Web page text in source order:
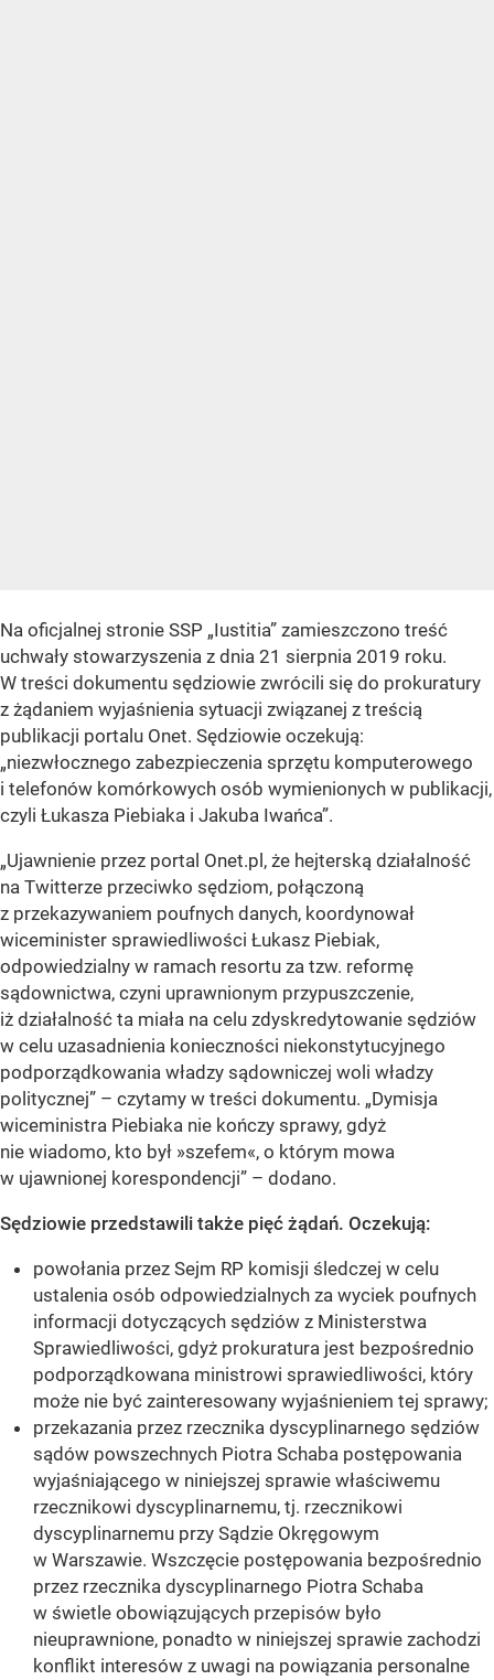
Na oficjalnej stronie SSP „Iustitia” zamieszczono treść
uchwały stowarzyszenia z dnia 21 sierpnia 2019 roku.
W treści dokumentu sędziowie zwrócili się do prokuratury
z żądaniem wyjaśnienia sytuacji związanej z treścią
publikacji portalu Onet. Sędziowie oczekują:
„niezwłocznego zabezpieczenia sprzętu komputerowego
i telefonów komórkowych osób wymienionych w publikacji,
czyli Łukasza Piebiaka i Jakuba Iwańca”.
„Ujawnienie przez portal Onet.pl, że hejterską działalność
na Twitterze przeciwko sędziom, połączoną
z przekazywaniem poufnych danych, koordynował
wiceminister sprawiedliwości Łukasz Piebiak,
odpowiedzialny w ramach resortu za tzw. reformę
sądownictwa, czyni uprawnionym przypuszczenie,
iż działalność ta miała na celu zdyskredytowanie sędziów
w celu uzasadnienia konieczności niekonstytucyjnego
podporządkowania władzy sądowniczej woli władzy
politycznej” – czytamy w treści dokumentu. „Dymisja
wiceministra Piebiaka nie kończy sprawy, gdyż
nie wiadomo, kto był »szefem«, o którym mowa
w ujawnionej korespondencji” – dodano.
Sędziowie przedstawili także pięć żądań. Oczekują:
powołania przez Sejm RP komisji śledczej w celu
ustalenia osób odpowiedzialnych za wyciek poufnych
informacji dotyczących sędziów z Ministerstwa
Sprawiedliwości, gdyż prokuratura jest bezpośrednio
podporządkowana ministrowi sprawiedliwości, który
może nie być zainteresowany wyjaśnieniem tej sprawy;
przekazania przez rzecznika dyscyplinarnego sędziów
sądów powszechnych Piotra Schaba postępowania
wyjaśniającego w niniejszej sprawie właściwemu
rzecznikowi dyscyplinarnemu, tj. rzecznikowi
dyscyplinarnemu przy Sądzie Okręgowym
w Warszawie. Wszczęcie postępowania bezpośrednio
przez rzecznika dyscyplinarnego Piotra Schaba
w świetle obowiązujących przepisów było
nieuprawnione, ponadto w niniejszej sprawie zachodzi
konflikt interesów z uwagi na powiązania personalne